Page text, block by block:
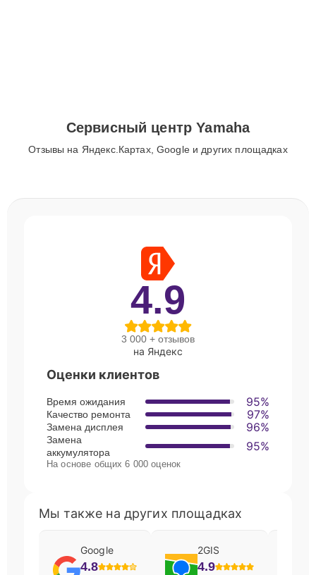
Сервисный центр Yamaha
Отзывы на Яндекс.Картах, Google и других площадках
4.9
3 000 + отзывов
на Яндекс
Оценки клиентов
Время ожидания 95%
Качество ремонта 97%
Замена дисплея 96%
Замена
аккумулятора
95%
На основе общих 6 000 оценок
Мы также на других площадках
Google
4.8
2GIS
4.9